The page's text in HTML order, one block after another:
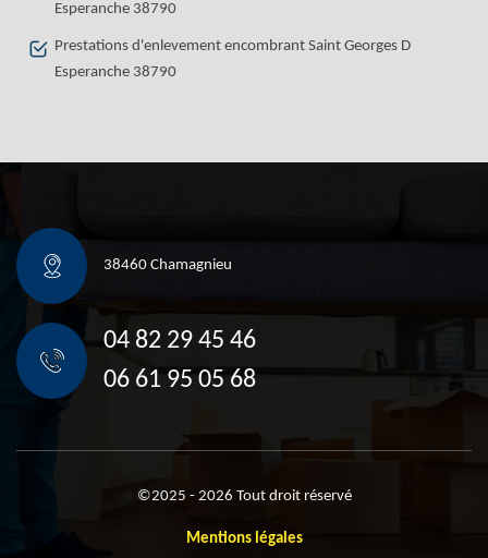
Esperanche 38790
Prestations d'enlevement encombrant Saint Georges D
Esperanche 38790
38460 Chamagnieu
04 82 29 45 46
06 61 95 05 68
©2025 - 2026 Tout droit réservé
Mentions légales